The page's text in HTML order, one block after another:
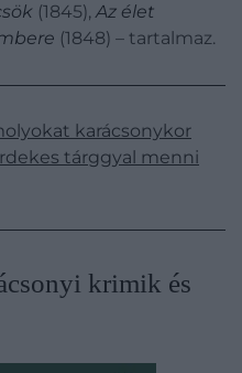
(1845),Az élet
(1848) – tartalmaz.
karácsonykor
tárggyal menni
krimik és